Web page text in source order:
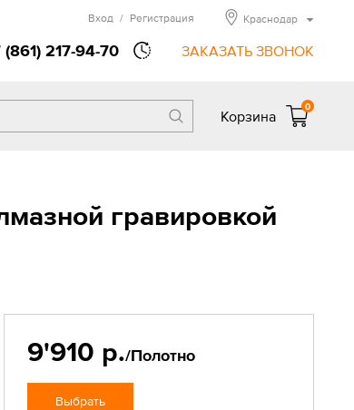
(861) 217-94-70 ЗАКАЗАТЬ ЗВОНОК
Вход / Регистрация Краснодар
Корзина
0
гравировкой
9'910 р./Полотно
Выбрать